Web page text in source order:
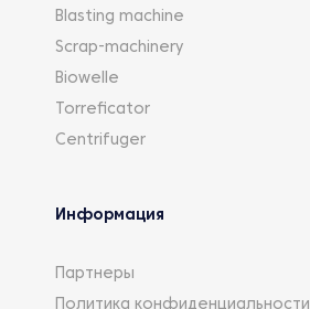
Blasting machine
Scrap-machinery
Biowelle
Torreficator
Centrifuger
Информация
Партнеры
Политика конфиденциальности